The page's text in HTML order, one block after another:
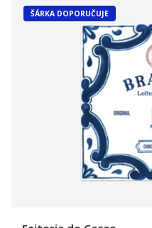
ŠÁRKA DOPORUČUJE